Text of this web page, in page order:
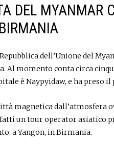
DEL MYANMAR
dell’Unione del
Al momento conta circa
è Naypyidaw, e ha preso il
magnetica dall’atmosfera
un tour operator asiatico
a Yangon, in Birmania.